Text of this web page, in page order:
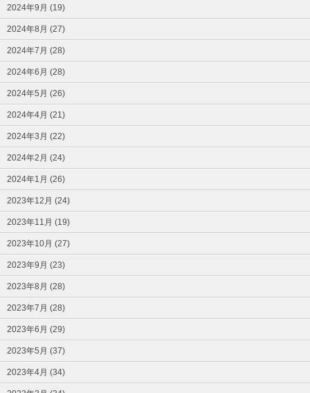
2024年9月 (19)
2024年8月 (27)
2024年7月 (28)
2024年6月 (28)
2024年5月 (26)
2024年4月 (21)
2024年3月 (22)
2024年2月 (24)
2024年1月 (26)
2023年12月 (24)
2023年11月 (19)
2023年10月 (27)
2023年9月 (23)
2023年8月 (28)
2023年7月 (28)
2023年6月 (29)
2023年5月 (37)
2023年4月 (34)